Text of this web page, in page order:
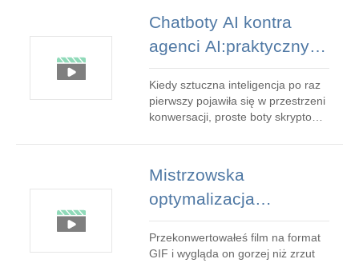
aplikacji i bez kłopotów. 9:16 to
orientacja pionowa, która dominuje
Chatboty AI kontra
agenci AI:praktyczny
przewodnik dla
właścicieli firm i
marketerów
Kiedy sztuczna inteligencja po raz
pierwszy pojawiła się w przestrzeni
konwersacji, proste boty skryptowe
zbudowani w oparciu o duże
modele językowe – na nowo
Mistrzowska
optymalizacja
GIF:zwiększ jakość i
zmniejsz rozmiar pliku
Przekonwertowałeś film na format
GIF i wygląda on gorzej niż zrzut